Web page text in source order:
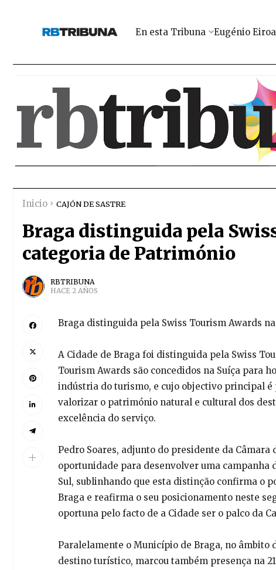
En esta Tribuna Eugénio Eiroa
Inicio CAJÓN DE SASTRE
Braga distinguida pela
categoria de Património
RBTRIBUNA
HACE 2 AÑOS
Braga distinguida pela Swiss Tourism Awards
A Cidade de Braga foi distinguida pela Swiss
Tourism Awards são concedidos na Suíça para
indústria do turismo, e cujo objectivo principal
valorizar o património natural e cultural dos
excelência do serviço.
Pedro Soares, adjunto do presidente da
oportunidade para desenvolver uma campanha
Sul, sublinhando que esta distinção confirma o
Braga e reafirma o seu posicionamento neste
oportuna pelo facto de a Cidade ser o palco da
Paralelamente o Município de Braga, no
destino turístico, marcou também presença na